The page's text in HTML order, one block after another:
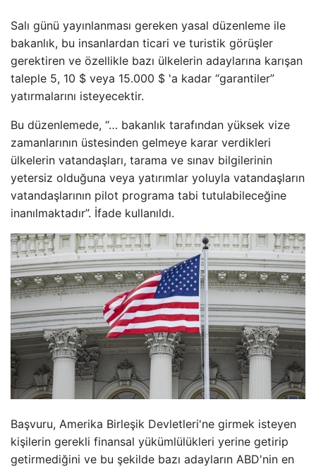
Salı günü yayınlanması gereken yasal düzenleme ile
bakanlık, bu insanlardan ticari ve turistik görüşler
gerektiren ve özellikle bazı ülkelerin adaylarına karışan
taleple 5, 10 $ veya 15.000 $ 'a kadar “garantiler”
yatırmalarını isteyecektir.
Bu düzenlemede, “… bakanlık tarafından yüksek vize
zamanlarının üstesinden gelmeye karar verdikleri
ülkelerin vatandaşları, tarama ve sınav bilgilerinin
yetersiz olduğuna veya yatırımlar yoluyla vatandaşların
vatandaşlarının pilot programa tabi tutulabileceğine
inanılmaktadır”. İfade kullanıldı.
Başvuru, Amerika Birleşik Devletleri'ne girmek isteyen
kişilerin gerekli finansal yükümlülükleri yerine getirip
getirmediğini ve bu şekilde bazı adayların ABD'nin en